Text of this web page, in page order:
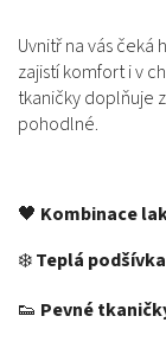
Uvnitř na vás
zajistí komfort i v
tkaničky doplňuje
pohodlné.
🖤 Kombinace
❄️Teplá
👟 Pevné